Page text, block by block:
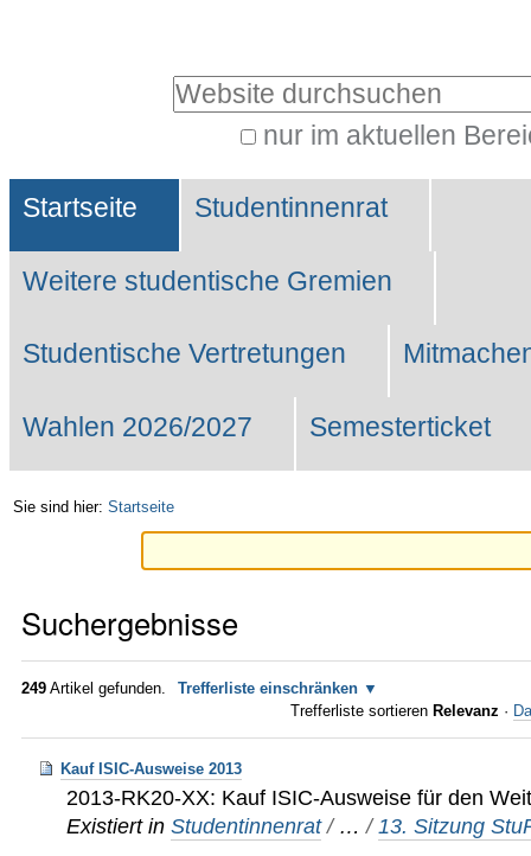
Website durchsuchen
nur im aktuellen
Suche…
Sektionen
Startseite Studentinnenrat
Weitere studentische Gremien
Studentische Vertretungen
Wahlen 2026/2027 Semesterticket
Sie sind hier: Startseite
Suchergebnisse
249 Artikel gefunden.
Trefferliste einschränken
Trefferliste sortieren Relevanz ·
Kauf ISIC-Ausweise 2013
2013-RK20-XX: Kauf ISIC-Ausweise für den
Existiert in Studentinnenrat / …/13. Sitzung